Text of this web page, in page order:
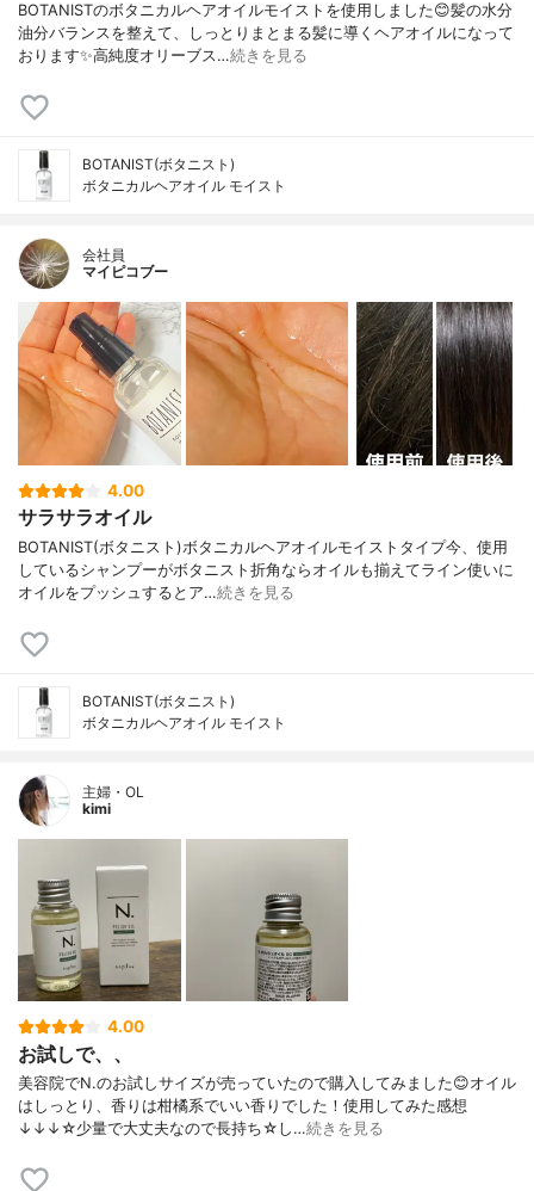
BOTANISTのボタニカルヘアオイルモイストを使用しました😊髪の水分
油分バランスを整えて、しっとりまとまる髪に導くヘアオイルになって
おります✨高純度オリーブス…続きを見る
BOTANIST(ボタニスト)
ボタニカルヘアオイル モイスト
会社員
マイピコブー
4.00
サラサラオイル
BOTANIST(ボタニスト)ボタニカルヘアオイルモイストタイプ今、使用
しているシャンプーがボタニスト折角ならオイルも揃えてライン使いに
オイルをプッシュするとア…続きを見る
BOTANIST(ボタニスト)
ボタニカルヘアオイル モイスト
主婦・OL
kimi
4.00
お試しで、、
美容院でN.のお試しサイズが売っていたので購入してみました😊オイル
はしっとり、香りは柑橘系でいい香りでした！使用してみた感想
↓↓↓☆少量で大丈夫なので長持ち☆し…続きを見る